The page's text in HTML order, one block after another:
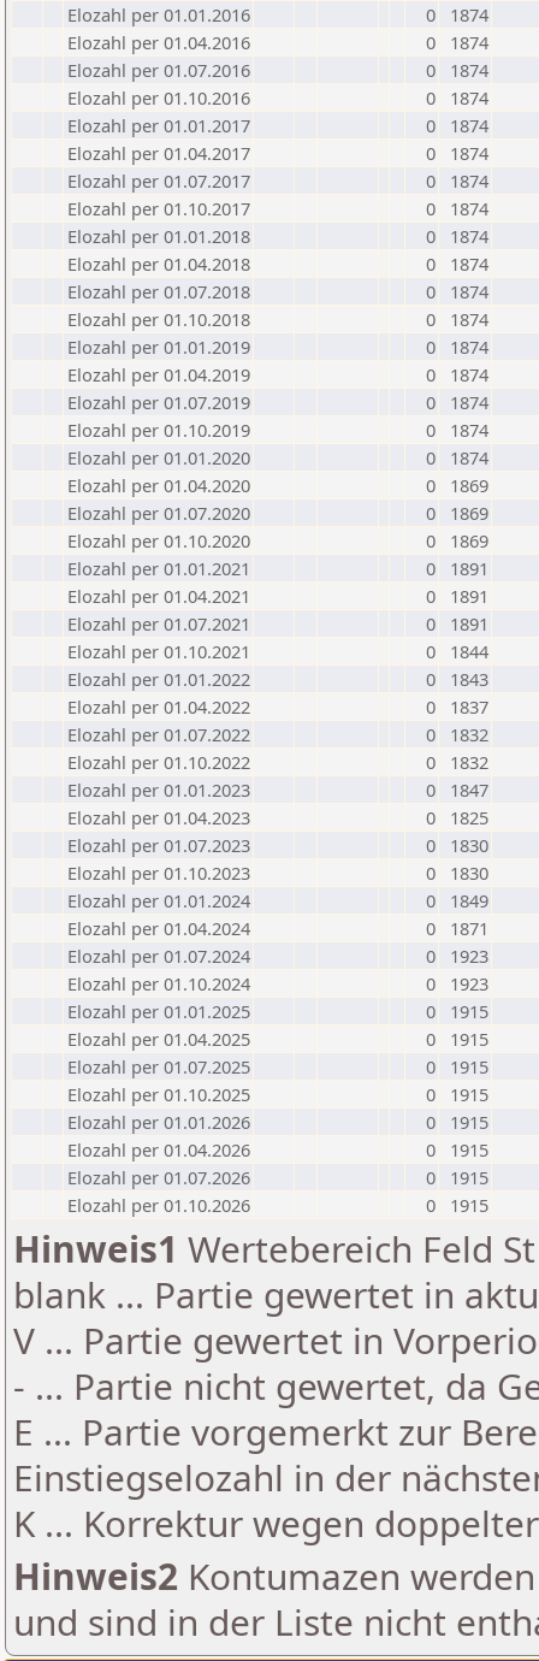
Elozahl per 01.01.2016
0
1874
Elozahl per 01.04.2016
0
1874
Elozahl per 01.07.2016
0
1874
Elozahl per 01.10.2016
0
1874
Elozahl per 01.01.2017
0
1874
Elozahl per 01.04.2017
0
1874
Elozahl per 01.07.2017
0
1874
Elozahl per 01.10.2017
0
1874
Elozahl per 01.01.2018
0
1874
Elozahl per 01.04.2018
0
1874
Elozahl per 01.07.2018
0
1874
Elozahl per 01.10.2018
0
1874
Elozahl per 01.01.2019
0
1874
Elozahl per 01.04.2019
0
1874
Elozahl per 01.07.2019
0
1874
Elozahl per 01.10.2019
0
1874
Elozahl per 01.01.2020
0
1874
Elozahl per 01.04.2020
0
1869
Elozahl per 01.07.2020
0
1869
Elozahl per 01.10.2020
0
1869
Elozahl per 01.01.2021
0
1891
Elozahl per 01.04.2021
0
1891
Elozahl per 01.07.2021
0
1891
Elozahl per 01.10.2021
0
1844
Elozahl per 01.01.2022
0
1843
Elozahl per 01.04.2022
0
1837
Elozahl per 01.07.2022
0
1832
Elozahl per 01.10.2022
0
1832
Elozahl per 01.01.2023
0
1847
Elozahl per 01.04.2023
0
1825
Elozahl per 01.07.2023
0
1830
Elozahl per 01.10.2023
0
1830
Elozahl per 01.01.2024
0
1849
Elozahl per 01.04.2024
0
1871
Elozahl per 01.07.2024
0
1923
Elozahl per 01.10.2024
0
1923
Elozahl per 01.01.2025
0
1915
Elozahl per 01.04.2025
0
1915
Elozahl per 01.07.2025
0
1915
Elozahl per 01.10.2025
0
1915
Elozahl per 01.01.2026
0
1915
Elozahl per 01.04.2026
0
1915
Elozahl per 01.07.2026
0
1915
Elozahl per 01.10.2026
0 1915
Hinweis1 Wertebereich Feld
blank ... Partie gewertet in
V ... Partie gewertet in
- ... Partie nicht gewertet, da
E ... Partie vorgemerkt zur
Einstiegselozahl in der
K ... Korrektur wegen
Hinweis2 Kontumazen
und sind in der Liste nicht